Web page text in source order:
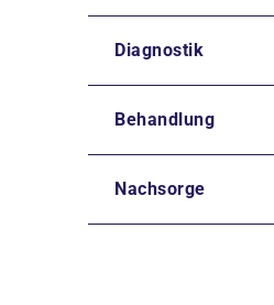
Diagnostik
Behandlung
Nachsorge